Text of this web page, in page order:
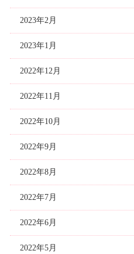
2023年2月
2023年1月
2022年12月
2022年11月
2022年10月
2022年9月
2022年8月
2022年7月
2022年6月
2022年5月